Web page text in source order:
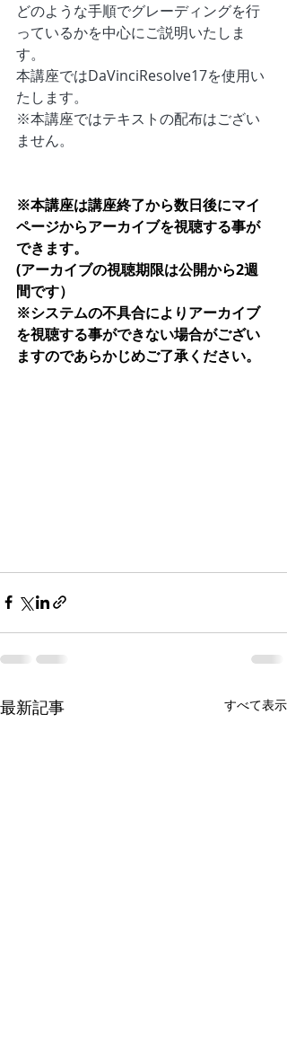
どのような手順でグレーディングを行
っているかを中心にご説明いたしま
す。
本講座ではDaVinciResolve17を使用い
たします。
※本講座ではテキストの配布はござい
ません。
※本講座は講座終了から数日後にマイ
ページからアーカイブを視聴する事が
できます。
(アーカイブの視聴期限は公開から2週
間です）
※システムの不具合によりアーカイブ
を視聴する事ができない場合がござい
ますのであらかじめご了承ください。
最新記事 すべて表示